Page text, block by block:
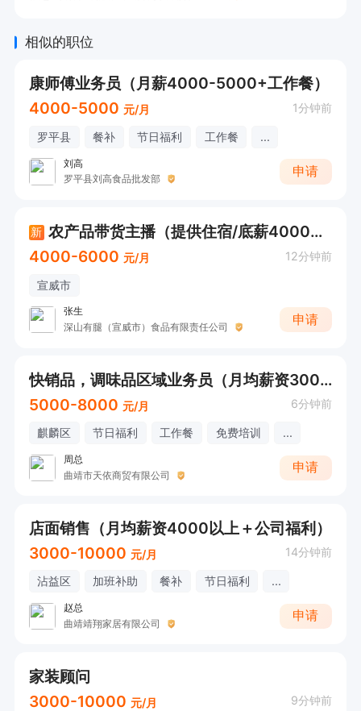
相似的职位
康师傅业务员（月薪4000-5000+工作餐）
4000-5000 元/月 1分钟前
罗平县 餐补 节日福利 工作餐 ...
刘高
罗平县刘高食品批发部
申请
新
农产品带货主播（提供住宿/底薪4000+高提成）
4000-6000 元/月 12分钟前
宣威市
张生
深山有腿（宣威市）食品有限责任公司
申请
快销品，调味品区域业务员（月均薪资3000——5000以上+业绩提成+出差补助）
5000-8000 元/月 6分钟前
麒麟区 节日福利 工作餐 免费培训 ...
周总
曲靖市天依商贸有限公司
申请
店面销售（月均薪资4000以上＋公司福利）
3000-10000 元/月 14分钟前
沾益区 加班补助 餐补 节日福利 ...
赵总
曲靖靖翔家居有限公司
申请
家装顾问
3000-10000 元/月 9分钟前